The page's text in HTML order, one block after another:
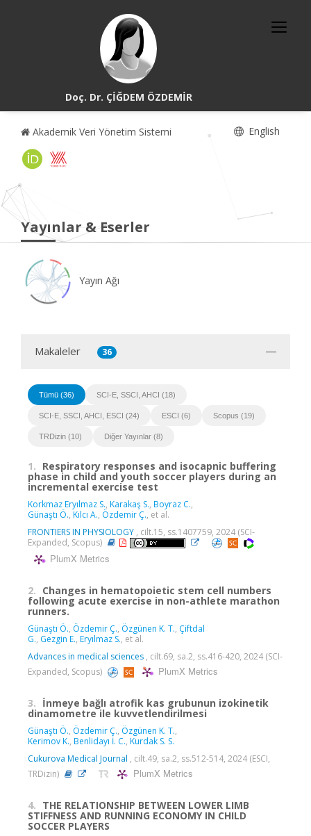
Doç. Dr. ÇİĞDEM ÖZDEMİR
Akademik Veri Yönetim Sistemi English
Yayınlar & Eserler
Yayın Ağı
Makaleler 36
Tümü (36) SCI-E, SSCI, AHCI (18)
SCI-E, SSCI, AHCI, ESCI (24) ESCI (6) Scopus (19)
TRDizin (10) Diğer Yayınlar (8)
1. Respiratory responses and isocapnic buffering
phase in child and youth soccer players during an
incremental exercise test
Korkmaz Eryılmaz S., Karakaş S., Boyraz C.,
Günaştı Ö., Kılcı A., Özdemir Ç., et al.
FRONTIERS IN PHYSIOLOGY , cilt.15, ss.1407759, 2024 (SCI-
Expanded, Scopus)
PlumX Metrics
2. Changes in hematopoietic stem cell numbers
following acute exercise in non-athlete marathon
runners.
Günaştı Ö., Özdemir Ç., Özgünen K. T., Çiftdal
G., Gezgin E., Eryılmaz S., et al.
Advances in medical sciences , cilt.69, sa.2, ss.416-420, 2024 (SCI-
Expanded, Scopus)
PlumX Metrics
3. İnmeye bağlı atrofik kas grubunun izokinetik
dinamometre ile kuvvetlendirilmesi
Günaştı Ö., Özdemir Ç., Özgünen K. T.,
Kerimov K., Benlidayı İ. C., Kurdak S. S.
Cukurova Medical Journal , cilt.49, sa.2, ss.512-514, 2024 (ESCI,
TRDizin)
PlumX Metrics
4. THE RELATIONSHIP BETWEEN LOWER LIMB
STIFFNESS AND RUNNING ECONOMY IN CHILD
SOCCER PLAYERS